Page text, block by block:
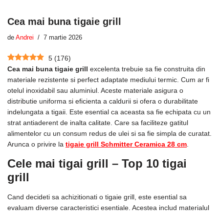
Cea mai buna tigaie grill
de Andrei 7 martie 2026
5 (176)
Cea mai buna tigaie grill excelenta trebuie sa fie construita din
materiale rezistente si perfect adaptate mediului termic. Cum ar fi
otelul inoxidabil sau aluminiul. Aceste materiale asigura o
distributie uniforma si eficienta a caldurii si ofera o durabilitate
indelungata a tigaii. Este esential ca aceasta sa fie echipata cu un
strat antiaderent de inalta calitate. Care sa faciliteze gatitul
alimentelor cu un consum redus de ulei si sa fie simpla de curatat.
Arunca o privire la tigaie grill Schmitter Ceramica 28 cm
Cele mai tigai grill – Top 10 tigai
grill
Cand decideti sa achizitionati o tigaie grill, este esential sa
evaluam diverse caracteristici esentiale. Acestea includ materialul